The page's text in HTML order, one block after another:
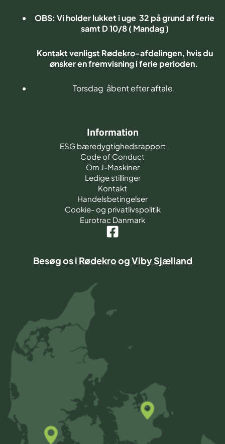
OBS: Vi holder lukket i uge 32 på grund af ferie
samt D 10/8 ( Mandag )
Kontakt venligst Rødekro-afdelingen, hvis du
ønsker en fremvisning i ferie perioden.
Torsdag åbent efter aftale.
Information
ESG bæredygtighedsrapport
Code of Conduct
Om J-Maskiner
Ledige stillinger
Kontakt
Handelsbetingelser
Cookie- og privatlivspolitik
Eurotrac Danmark
Besøg os i RødekroogViby Sjælland